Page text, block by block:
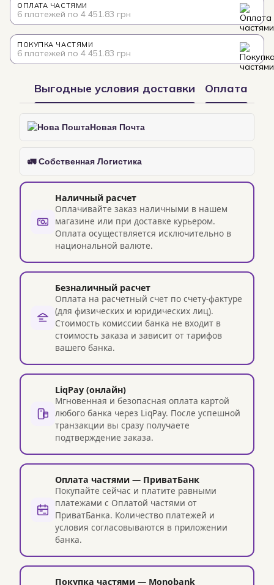
ОПЛАТА ЧАСТЯМИ
6 платежей по 4 451.83 грн
ПОКУПКА ЧАСТЯМИ
6 платежей по 4 451.83 грн
Выгодные условия доставки Оплата
Новая Почта
🚛 Собственная Логистика
Наличный расчет
Оплачивайте заказ наличными в нашем
магазине или при доставке курьером.
Оплата осуществляется исключительно в
национальной валюте.
Безналичный расчет
Оплата на расчетный счет по счету-фактуре
(для физических и юридических лиц).
Стоимость комиссии банка не входит в
стоимость заказа и зависит от тарифов
вашего банка.
LiqPay (онлайн)
Мгновенная и безопасная оплата картой
любого банка через LiqPay. После успешной
транзакции вы сразу получаете
подтверждение заказа.
Оплата частями — ПриватБанк
Покупайте сейчас и платите равными
платежами с Оплатой частями от
ПриватБанка. Количество платежей и
условия согласовываются в приложении
банка.
Покупка частями — Monobank